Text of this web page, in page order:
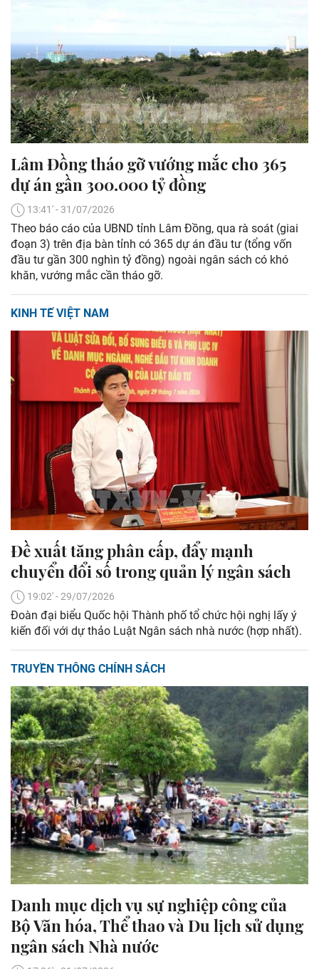
Lâm Đồng tháo gỡ vướng mắc cho 365
dự án gần 300.000 tỷ đồng
13:41' - 31/07/2026
Theo báo cáo của UBND tỉnh Lâm Đồng, qua rà soát (giai
đoạn 3) trên địa bàn tỉnh có 365 dự án đầu tư (tổng vốn
đầu tư gần 300 nghìn tỷ đồng) ngoài ngân sách có khó
khăn, vướng mắc cần tháo gỡ.
KINH TẾ VIỆT NAM
Đề xuất tăng phân cấp, đẩy mạnh
chuyển đổi số trong quản lý ngân sách
19:02' - 29/07/2026
Đoàn đại biểu Quốc hội Thành phố tổ chức hội nghị lấy ý
kiến đối với dự thảo Luật Ngân sách nhà nước (hợp nhất).
TRUYỀN THÔNG CHÍNH SÁCH
Danh mục dịch vụ sự nghiệp công của
Bộ Văn hóa, Thể thao và Du lịch sử dụng
ngân sách Nhà nước